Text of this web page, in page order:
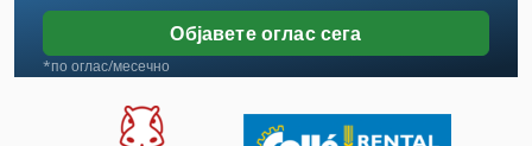
International 434
Off-Road Автомобили
Stavostroj Vp 200
Објавете оглас сега
*по оглас/месечно